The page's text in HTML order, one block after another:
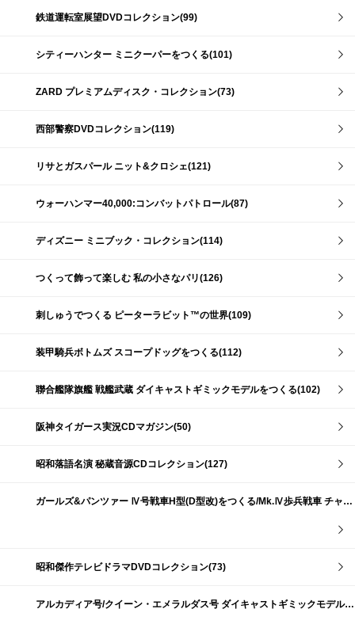
鉄道運転室展望DVDコレクション(99)
シティーハンター ミニクーパーをつくる(101)
ZARD プレミアムディスク・コレクション(73)
西部警察DVDコレクション(119)
リサとガスパール ニット&クロシェ(121)
ウォーハンマー40,000:コンバットパトロール(87)
ディズニー ミニブック・コレクション(114)
つくって飾って楽しむ 私の小さなパリ(126)
刺しゅうでつくる ピーターラビット™の世界(109)
装甲騎兵ボトムズ スコープドッグをつくる(112)
聯合艦隊旗艦 戦艦武蔵 ダイキャストギミックモデルをつくる(102)
阪神タイガース実況CDマガジン(50)
昭和落語名演 秘蔵音源CDコレクション(127)
ガールズ&パンツァー Ⅳ号戦車H型(D型改)をつくる/Mk.Ⅳ歩兵戦車 チャーチルMk.Ⅶをつくる(191)
昭和傑作テレビドラマDVDコレクション(73)
アルカディア号/クイーン・エメラルダス号 ダイキャストギミックモデルをつくる(159)